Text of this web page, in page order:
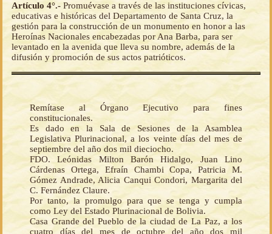
Artículo 4°.- Promuévase a través de las instituciones cívicas,
educativas e históricas del Departamento de Santa Cruz, la
gestión para la construcción de un monumento en honor a las
Heroínas Nacionales encabezadas por Ana Barba, para ser
levantado en la avenida que lleva su nombre, además de la
difusión y promoción de sus actos patrióticos.
Remítase al Órgano Ejecutivo para fines
constitucionales.
Es dado en la Sala de Sesiones de la Asamblea
Legislativa Plurinacional, a los veinte días del mes de
septiembre del año dos mil dieciocho.
FDO. Leónidas Milton Barón Hidalgo, Juan Lino
Cárdenas Ortega, Efraín Chambi Copa, Patricia M.
Gómez Andrade, Alicia Canqui Condori, Margarita del
C. Fernández Claure.
Por tanto, la promulgo para que se tenga y cumpla
como Ley del Estado Plurinacional de Bolivia.
Casa Grande del Pueblo de la ciudad de La Paz, a los
cuatro días del mes de octubre del año dos mil